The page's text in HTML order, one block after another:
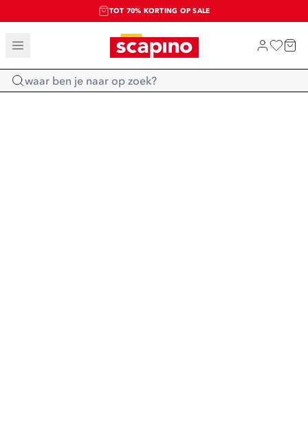
TOT 70% KORTING OP SALE
SALE: LAATSTE KANS!
SHOP NIEUW
Home